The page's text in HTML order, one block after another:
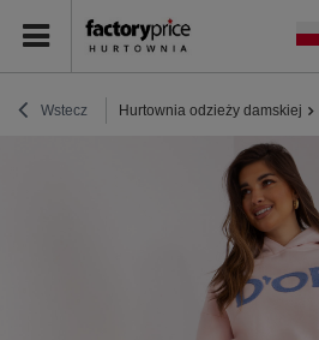
Wstecz Hurtownia odzieży damskiej